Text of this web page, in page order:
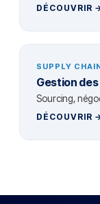
DÉCOUVRIR
SUPPLY
Gestion
Sourcing,
DÉCOUVRIR